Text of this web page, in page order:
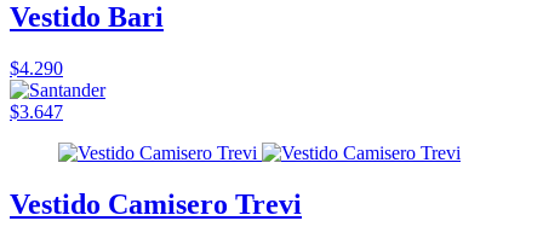
Vestido Bari
$4.290
$3.647
Vestido Camisero Trevi